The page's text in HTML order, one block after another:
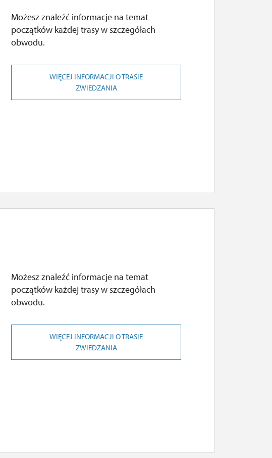
Możesz znaleźć informacje na temat
początków każdej trasy w szczegółach
obwodu.
WIĘCEJ INFORMACJI O TRASIE
ZWIEDZANIA
Możesz znaleźć informacje na temat
początków każdej trasy w szczegółach
obwodu.
WIĘCEJ INFORMACJI O TRASIE
ZWIEDZANIA